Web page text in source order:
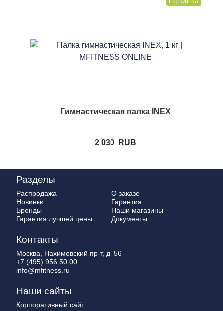
НОВИНКА
Гимнастическая палка INEX
2 030 RUB
Разделы
Распродажа
Новинки
Бренды
Гарантия лучшей цены
О заказе
Гарантия
Наши магазины
Документы
Контакты
Москва, Нахимовский пр-т, д. 56
+7 (495) 956 50 00
info@mfitness.ru
Наши сайты
Корпоративный сайт